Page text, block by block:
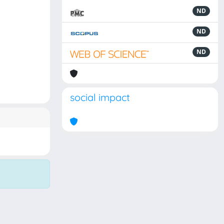
ND
ND
ND
social impact